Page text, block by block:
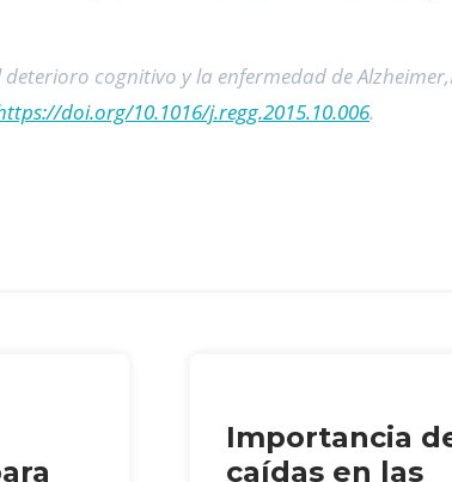
cognitivo y la enfermedad de
doi.org/10.1016/j.regg.2015.10.006.
Importancia
caídas en las